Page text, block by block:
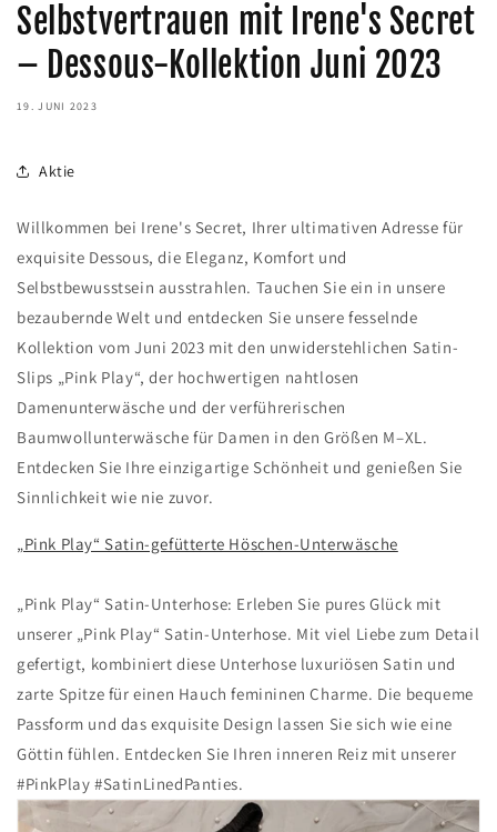
Selbstvertrauen mit Irene's Secret
– Dessous-Kollektion Juni 2023
19. JUNI 2023
Aktie
Willkommen bei Irene's Secret, Ihrer ultimativen Adresse für
exquisite Dessous, die Eleganz, Komfort und
Selbstbewusstsein ausstrahlen. Tauchen Sie ein in unsere
bezaubernde Welt und entdecken Sie unsere fesselnde
Kollektion vom Juni 2023 mit den unwiderstehlichen Satin-
Slips „Pink Play“, der hochwertigen nahtlosen
Damenunterwäsche und der verführerischen
Baumwollunterwäsche für Damen in den Größen M–XL.
Entdecken Sie Ihre einzigartige Schönheit und genießen Sie
Sinnlichkeit wie nie zuvor.
„Pink Play“ Satin-gefütterte Höschen-Unterwäsche
„Pink Play“ Satin-Unterhose: Erleben Sie pures Glück mit
unserer „Pink Play“ Satin-Unterhose. Mit viel Liebe zum Detail
gefertigt, kombiniert diese Unterhose luxuriösen Satin und
zarte Spitze für einen Hauch femininen Charme. Die bequeme
Passform und das exquisite Design lassen Sie sich wie eine
Göttin fühlen. Entdecken Sie Ihren inneren Reiz mit unserer
#PinkPlay #SatinLinedPanties.